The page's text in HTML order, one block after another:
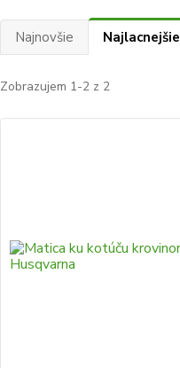
Najnovšie Najlacnejšie
Zobrazujem 1-2 z 2